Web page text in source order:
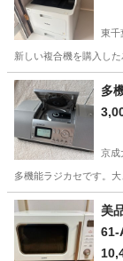
東千
新しい複合機を購入し
千葉 千葉市
多
京成
多機能ラジカセです。
千葉 船橋市
美
61-